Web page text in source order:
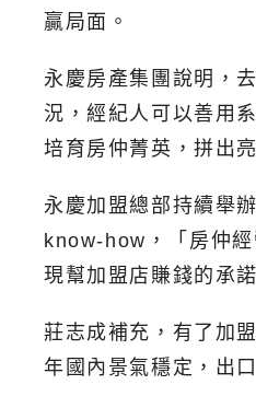
贏局面。
永慶房產集團說明，
況，經紀人可以善用
培育房仲菁英，拼出
永慶加盟總部持續舉
know-how，「房仲
現幫加盟店賺錢的承諾
莊志成補充，有了加
年國內景氣穩定，出